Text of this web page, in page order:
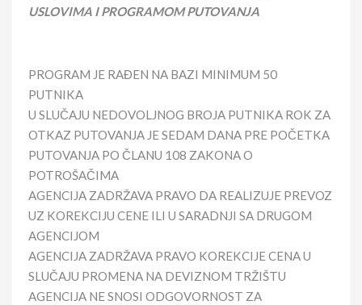
USLOVIMA I PROGRAMOM PUTOVANJA
PROGRAM JE RAĐEN NA BAZI MINIMUM 50
PUTNIKA
U SLUČAJU NEDOVOLJNOG BROJA PUTNIKA ROK ZA
OTKAZ PUTOVANJA JE SEDAM DANA PRE POČETKA
PUTOVANJA PO ČLANU 108 ZAKONA O
POTROŠAČIMA
AGENCIJA ZADRŽAVA PRAVO DA REALIZUJE PREVOZ
UZ KOREKCIJU CENE ILI U SARADNJI SA DRUGOM
AGENCIJOM
AGENCIJA ZADRŽAVA PRAVO KOREKCIJE CENA U
SLUČAJU PROMENA NA DEVIZNOM TRŽIŠTU
AGENCIJA NE SNOSI ODGOVORNOST ZA